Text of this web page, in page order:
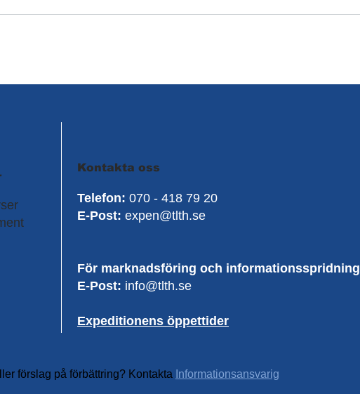
förslag på förbättring? Kontakta Informationsansvarig
Telefon: 070 - 418 79 20
E-Post: expen@tlth.se
För marknadsföring och informationsspridning
E-Post: info@tlth.se
Expeditionens öppettider
Kontakta oss